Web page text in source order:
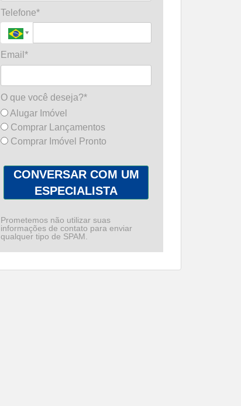
Telefone*
Email*
O que você deseja?*
Alugar Imóvel
Comprar Lançamentos
Comprar Imóvel Pronto
CONVERSAR COM UM
ESPECIALISTA
Prometemos não utilizar suas
informações de contato para enviar
qualquer tipo de SPAM.